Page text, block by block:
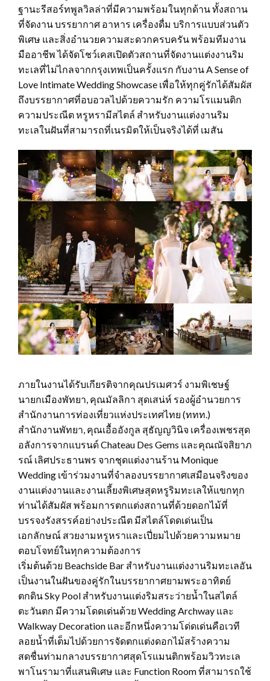
ฐานะรีสอร์ทพูลวิลล่าที่มีความพร้อมในทุกด้าน ทั้งสถาน
ที่จัดงาน บรรยากาศ อาหาร เครื่องดื่ม บริการแบบส่วนตัว
พิเศษ และสิ่งอำนวยความสะดวกครบครัน พร้อมทีมงาน
มืออาชีพ ได้จัดโชว์เคสเปิดตัวสถานที่จัดงานแต่งงานริม
ทะเลที่ไม่ไกลจากกรุงเทพเป็นครั้งแรก กับงาน A Sense of
Love Intimate Wedding Showcase เพื่อให้ทุกคู่รักได้สัมผัส
ถึงบรรยากาศที่อบอวลไปด้วยความรัก ความโรแมนติก
ความประณีต หรูหรามีสไตล์ สำหรับงานแต่งงานริม
ทะเลในฝันที่สามารถที่เนรมิตให้เป็นจริงได้ที่ เมสัน
ภายในงานได้รับเกียรติจากคุณปรเมศวร์ งามพิเชษฐ์
นายกเมืองพัทยา, คุณมัลลิกา สุดเสน่ห์ รองผู้อำนวยการ
สำนักงานการท่องเที่ยวแห่งประเทศไทย (ททท.)
สำนักงานพัทยา, คุณเอื้ออังกูล สุธัญญวินิจ เครื่องเพชรสุด
อลังการจากแบรนด์ Chateau Des Gems และคุณณัจสิยาภ
รณ์ เลิศประธานพร จากชุดแต่งงานร้าน Monique
Wedding เข้าร่วมงานที่จำลองบรรยากาศเสมือนจริงของ
งานแต่งงานและงานเลี้ยงพิเศษสุดหรูริมทะเลให้แขกทุก
ท่านได้สัมผัส พร้อมการตกแต่งสถานที่ด้วยดอกไม้ที่
บรรจงรังสรรค์อย่างประณีต มีสไตล์โดดเด่นเป็น
เอกลักษณ์ สวยงามหรูหราและเปี่ยมไปด้วยความหมาย
ตอบโจทย์ในทุกความต้องการ
เริ่มต้นด้วย Beachside Bar สำหรับงานแต่งงานริมทะเลอัน
เป็นงานในฝันของคู่รักในบรรยากาศยามพระอาทิตย์
ตกดิน Sky Pool สำหรับงานแต่งริมสระว่ายน้ำในสไตล์
ตะวันตก มีความโดดเด่นด้วย Wedding Archway และ
Walkway Decoration และอีกหนึ่งความโด่ดเด่นคือเวที
ลอยน้ำที่เต็มไปด้วยการจัดตกแต่งดอกไม้สร้างความ
สดชื่นท่ามกลางบรรยากาศสุดโรแมนติกพร้อมวิวทะเล
พาโนรามาที่แสนพิเศษ และ Function Room ที่สามารถใช้